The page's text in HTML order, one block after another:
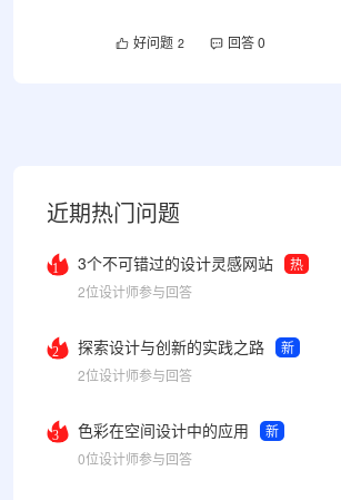
好问题 2 回答 0
近期热门问题
1 3个不可错过的设计灵感网站
热
2位设计师参与回答
2 探索设计与创新的实践之路
新
2位设计师参与回答
3 色彩在空间设计中的应用
新
0位设计师参与回答